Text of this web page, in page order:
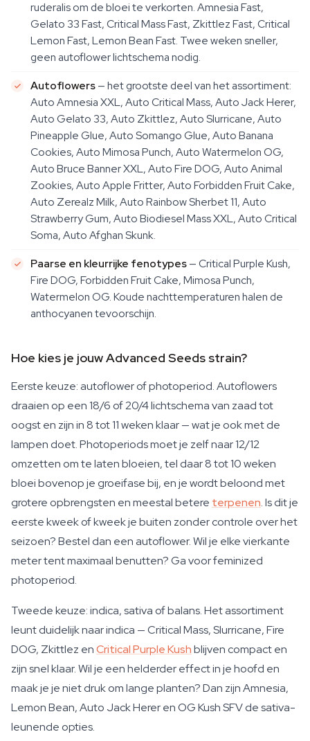
ruderalis om de bloei te verkorten. Amnesia Fast,
Gelato 33 Fast, Critical Mass Fast, Zkittlez Fast, Critical
Lemon Fast, Lemon Bean Fast. Twee weken sneller,
geen autoflower lichtschema nodig.
Autoflowers— het grootste deel van het assortiment:
Auto Amnesia XXL, Auto Critical Mass, Auto Jack Herer,
Auto Gelato 33, Auto Zkittlez, Auto Slurricane, Auto
Pineapple Glue, Auto Somango Glue, Auto Banana
Cookies, Auto Mimosa Punch, Auto Watermelon OG,
Auto Bruce Banner XXL, Auto Fire DOG, Auto Animal
Zookies, Auto Apple Fritter, Auto Forbidden Fruit Cake,
Auto Zerealz Milk, Auto Rainbow Sherbet 11, Auto
Strawberry Gum, Auto Biodiesel Mass XXL, Auto Critical
Soma, Auto Afghan Skunk.
Paarse en kleurrijke fenotypes— Critical Purple Kush,
Fire DOG, Forbidden Fruit Cake, Mimosa Punch,
Watermelon OG. Koude nachttemperaturen halen de
anthocyanen tevoorschijn.
Hoe kies je jouw Advanced Seeds strain?
Eerste keuze: autoflower of photoperiod. Autoflowers
draaien op een 18/6 of 20/4 lichtschema van zaad tot
oogst en zijn in 8 tot 11 weken klaar — wat je ook met de
lampen doet. Photoperiods moet je zelf naar 12/12
omzetten om te laten bloeien, tel daar 8 tot 10 weken
bloei bovenop je groeifase bij, en je wordt beloond met
grotere opbrengsten en meestal betere terpenen. Is dit je
eerste kweek of kweek je buiten zonder controle over het
seizoen? Bestel dan een autoflower. Wil je elke vierkante
meter tent maximaal benutten? Ga voor feminized
photoperiod.
Tweede keuze: indica, sativa of balans. Het assortiment
leunt duidelijk naar indica — Critical Mass, Slurricane, Fire
DOG, Zkittlez enCritical Purple Kushblijven compact en
zijn snel klaar. Wil je een helderder effect in je hoofd en
maak je je niet druk om lange planten? Dan zijn Amnesia,
Lemon Bean, Auto Jack Herer en OG Kush SFV de sativa-
leunende opties.